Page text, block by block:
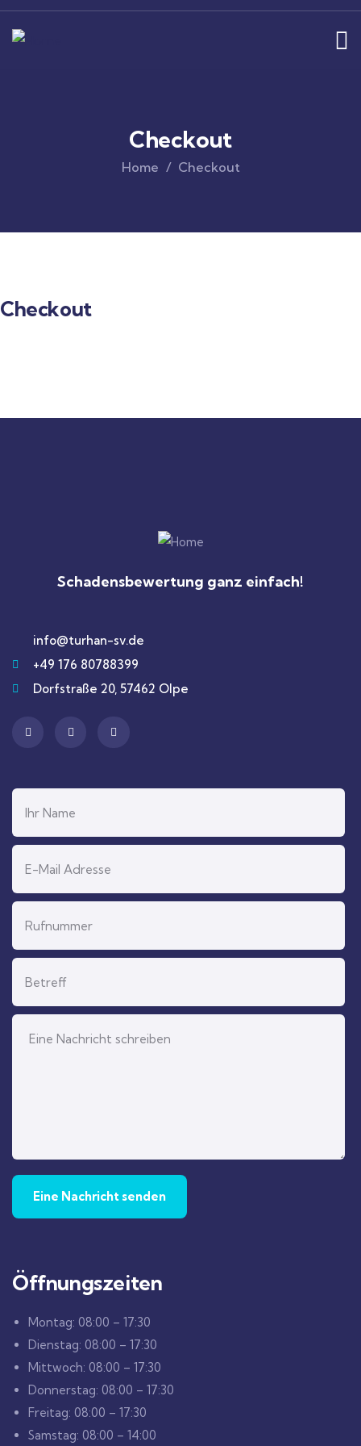
Checkout
Home Checkout
Checkout
Schadensbewertung ganz einfach!
info@turhan-sv.de
+49 176 80788399
Dorfstraße 20, 57462 Olpe
Öffnungszeiten
Montag: 08:00 – 17:30
Dienstag: 08:00 – 17:30
Mittwoch: 08:00 – 17:30
Donnerstag: 08:00 – 17:30
Freitag: 08:00 – 17:30
Samstag: 08:00 – 14:00